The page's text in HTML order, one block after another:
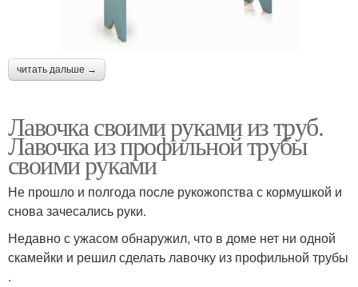
читать дальше →
Лавочка своими руками из труб.
Лавочка из профильной трубы
своими руками
Не прошло и полгода после рукожопства с кормушкой и
снова зачесались руки.
Недавно с ужасом обнаружил, что в доме нет ни одной
скамейки и решил сделать лавочку из профильной трубы
.